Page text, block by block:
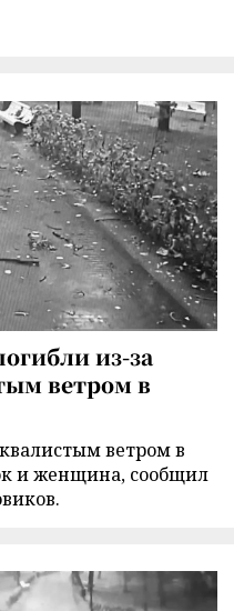
из-за
ветром в
ветром в
и женщина, сообщил